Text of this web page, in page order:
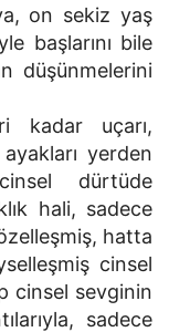
on sekiz yaş
başlarını bile
düşünmelerini
kadar uçarı,
yerden
dürtüde
hali, sadece
hatta
cinsel
cinsel sevginin
sadece